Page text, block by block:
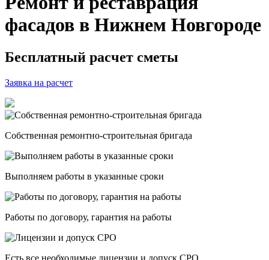
фасадов в Нижнем Новгороде
Бесплатный расчет сметы
Заявка на расчет
Собственная ремонтно-строительная бригада
Выполняем работы в указанные сроки
Работы по договору, гарантия на работы
Есть все необходимые лицензии и допуск СРО